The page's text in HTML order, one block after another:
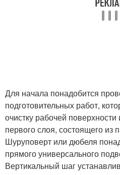
Для начала понадобится
подготовительных работ,
очистку рабочей поверхности
первого слоя, состоящего из
Шуруповерт или дюбеля
прямого универсального
Вертикальный шаг